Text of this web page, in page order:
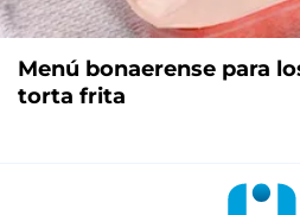
Menú bonaerense para
torta frita